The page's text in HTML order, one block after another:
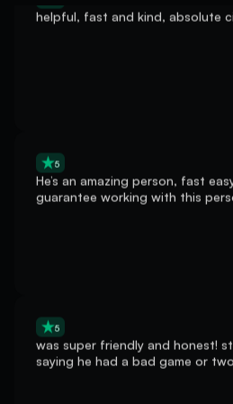
He’s an amazing person, fast
guarantee working with this
was super friendly and honest!
saying he had a bad game or